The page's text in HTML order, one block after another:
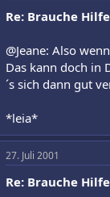
Re: Brauche
@Jeane: Also
Das kann doch in
´s sich dann gut
*leia*
27. Juli 2001
Re: Brauche